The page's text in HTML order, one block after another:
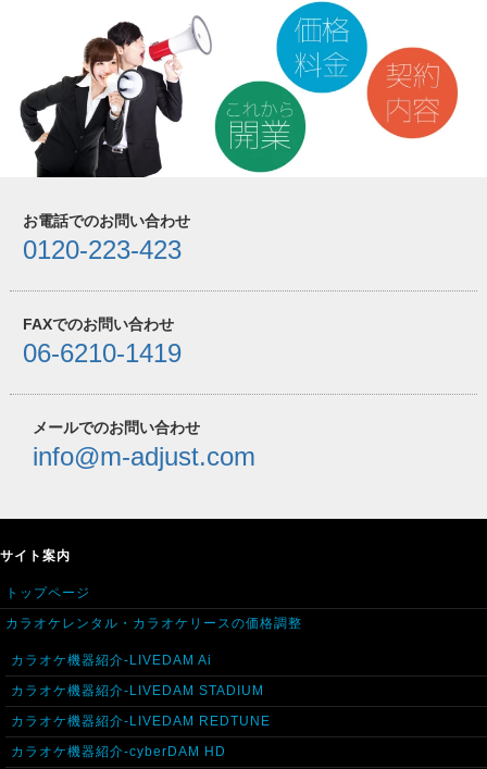
お電話でのお問い合わせ
0120-223-423
FAXでのお問い合わせ
06-6210-1419
メールでのお問い合わせ
info@m-adjust.com
サイト案内
トップページ
カラオケレンタル・カラオケリースの価格調整
カラオケ機器紹介-LIVEDAM Ai
カラオケ機器紹介-LIVEDAM STADIUM
カラオケ機器紹介-LIVEDAM REDTUNE
カラオケ機器紹介-cyberDAM HD